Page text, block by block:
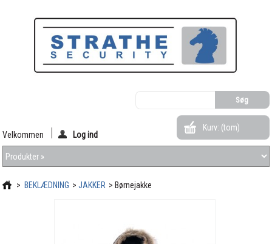
Kurv: (tom)
Velkommen Log ind
> BEKLÆDNING > JAKKER > Børnejakke